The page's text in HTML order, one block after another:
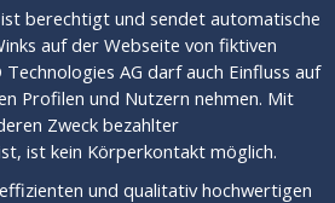
berechtigt und sendet automatische
auf der Webseite von fiktiven
AG darf auch Einfluss auf
Profilen und Nutzern nehmen. Mit
Zweck bezahlter
ist kein Körperkontakt möglich.
und qualitativ hochwertigen